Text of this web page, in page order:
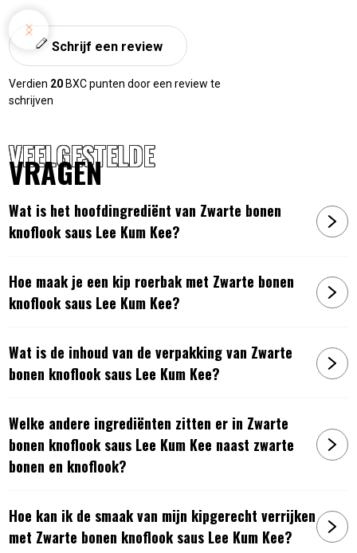
Schrijf een review
Verdien 20 BXC punten door een review te
schrijven
VEELGESTELDE
VRAGEN
Wat is het hoofdingrediënt van Zwarte bonen
knoflook saus Lee Kum Kee?
Hoe maak je een kip roerbak met Zwarte bonen
knoflook saus Lee Kum Kee?
Wat is de inhoud van de verpakking van Zwarte
bonen knoflook saus Lee Kum Kee?
Welke andere ingrediënten zitten er in Zwarte
bonen knoflook saus Lee Kum Kee naast zwarte
bonen en knoflook?
Hoe kan ik de smaak van mijn kipgerecht verrijken
met Zwarte bonen knoflook saus Lee Kum Kee?